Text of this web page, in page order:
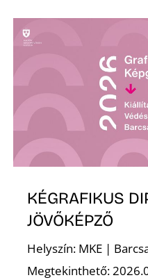
KÉGRAFIKUS
JÖVŐKÉPZŐ
Helyszín: MKE |
Megtekinthető: